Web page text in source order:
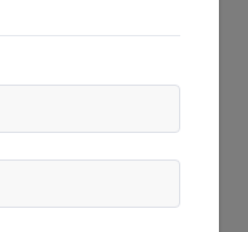
面的按钮返回首页。